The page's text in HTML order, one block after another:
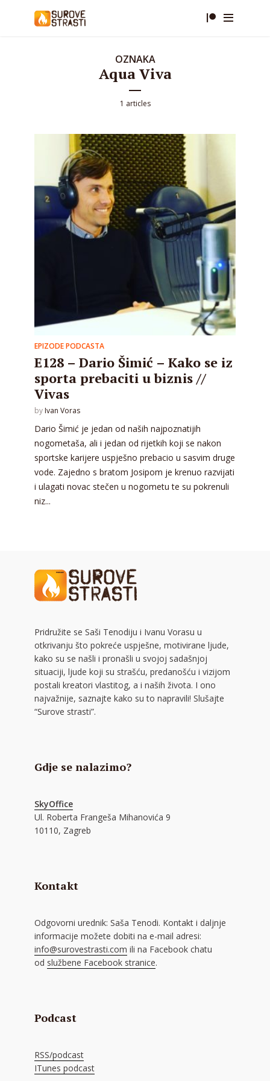
OZNAKA
Aqua Viva
1 articles
EPIZODE PODCASTA
E128 – Dario Šimić – Kako se iz
sporta prebaciti u biznis //
Vivas
by Ivan Voras
Dario Šimić je jedan od naših najpoznatijih
nogometaša, ali i jedan od rijetkih koji se nakon
sportske karijere uspješno prebacio u sasvim druge
vode. Zajedno s bratom Josipom je krenuo razvijati
i ulagati novac stečen u nogometu te su pokrenuli
niz...
Pridružite se Saši Tenodiju i Ivanu Vorasu u
otkrivanju što pokreće uspješne, motivirane ljude,
kako su se našli i pronašli u svojoj sadašnjoj
situaciji, ljude koji su strašću, predanošću i vizijom
postali kreatori vlastitog, a i naših života. I ono
najvažnije, saznajte kako su to napravili! Slušajte
“Surove strasti”.
Gdje se nalazimo?
SkyOffice
Ul. Roberta Frangeša Mihanovića 9
10110, Zagreb
Kontakt
Odgovorni urednik: Saša Tenodi. Kontakt i daljnje
informacije možete dobiti na e-mail adresi:
info@surovestrasti.com ili na Facebook chatu
od službene Facebook stranice.
Podcast
RSS/podcast
ITunes podcast